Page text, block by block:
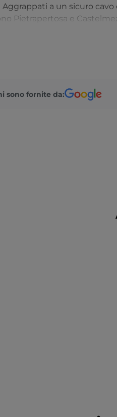
a un sicuro cavo
Pietrapertosa e
sembreranno
sono fornite da: